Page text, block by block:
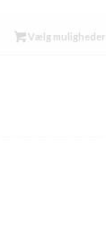
Vælg muligheder